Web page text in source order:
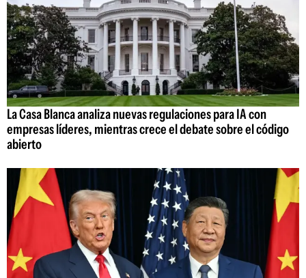
La Casa Blanca analiza nuevas regulaciones para IA con
empresas líderes, mientras crece el debate sobre el código
abierto